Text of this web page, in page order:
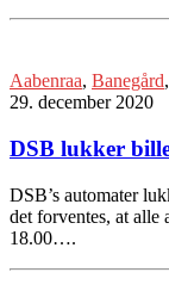
Aabenraa, Banegård,
29. december 2020
DSB lukker
DSB’s automater
det forventes, at alle
18.00….